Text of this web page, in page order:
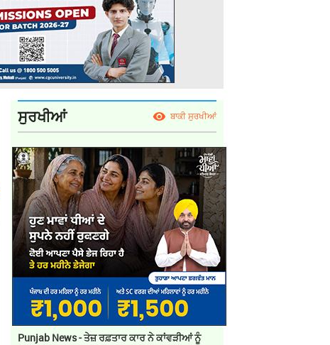
ਸੁਰਖੀਆਂ ਬਾਕੀ ਸੁਰਖੀਆਂ
Punjab News - ਤੇਜ਼ ਰਫ਼ਤਾਰ ਕਾਰ ਨੇ ਕਾਂਵੜੀਆਂ ਨੂੰ